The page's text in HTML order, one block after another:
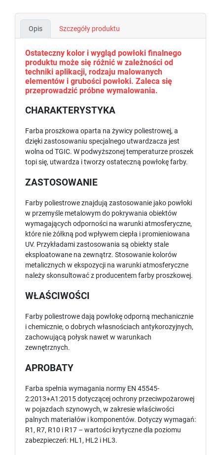
Opis Szczegóły produktu
Ostateczny kolor i wygląd powłoki finalnego
produktu może się różnić w zależności od
techniki aplikacji, rodzaju malowanych
elementów i grubości powłoki. Zaleca się
przeprowadzić próbne wymalowania.
CHARAKTERYSTYKA
Farba proszkowa oparta na żywicy poliestrowej, a
dzięki zastosowaniu specjalnego utwardzacza jest
wolna od TGIC. W podwyższonej temperaturze proszek
topi się, utwardza i tworzy ostateczną powłokę farby.
ZASTOSOWANIE
Farby poliestrowe znajdują zastosowanie jako powłoki
w przemyśle metalowym do pokrywania obiektów
wymagających odporności na warunki atmosferyczne,
które nie żółkną pod wpływem ciepła i promieniowana
UV. Przykładami zastosowania są obiekty stale
eksploatowane na zewnątrz. Stosowanie kolorów
metalicznych w ekspozycji na warunki atmosferyczne
należy skonsultować z producentem farby proszkowej.
WŁAŚCIWOŚCI
Farby poliestrowe dają powłokę odporną mechanicznie
i chemicznie, o dobrych własnościach antykorozyjnych,
zachowującą połysk nawet w warunkach
zewnętrznych.
APROBATY
Farba spełnia wymagania normy EN 45545-
2:2013+A1:2015 dotyczącej ochrony przeciwpożarowej
w pojazdach szynowych, w zakresie właściwości
palnych materiałów i komponentów. Dotyczy wymagań:
R1, R7, R10 i R17 – wartości krytyczne dla poziomu
zabezpieczeń: HL1, HL2 i HL3.